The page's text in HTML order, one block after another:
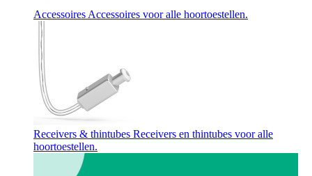
AccessoiresAccessoires voor alle hoortoestellen.
Receivers & thintubes Receivers en thintubes voor alle
hoortoestellen.